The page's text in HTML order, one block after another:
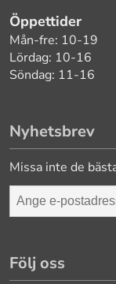
Öppettider
Mån-fre: 10-19
Lördag: 10-16
Söndag: 11-16
Nyhetsbrev
Missa inte de
Följ oss